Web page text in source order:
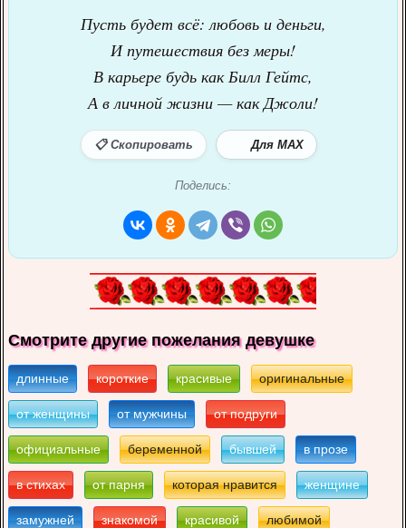
Пусть будет всё: любовь и деньги,
И путешествия без меры!
В карьере будь как Билл Гейтс,
А в личной жизни — как Джоли!
📋 Скопировать Для MAX
Поделись:
Смотрите другие пожелания девушке
длинные короткие красивые оригинальные
от женщины от мужчины от подруги
официальные беременной бывшей в прозе
в стихах от парня которая нравится женщине
замужней знакомой красивой любимой